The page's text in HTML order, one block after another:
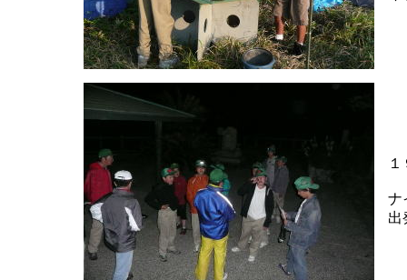
ナ
出